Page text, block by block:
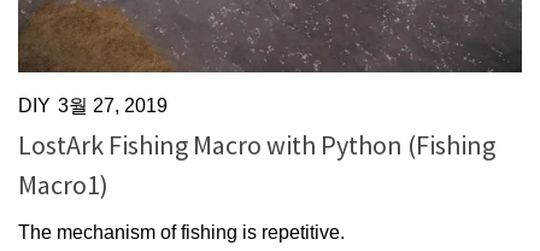
DIY 3월 27, 2019
LostArk Fishing Macro with Python (Fishing
Macro1)
The mechanism of fishing is repetitive.